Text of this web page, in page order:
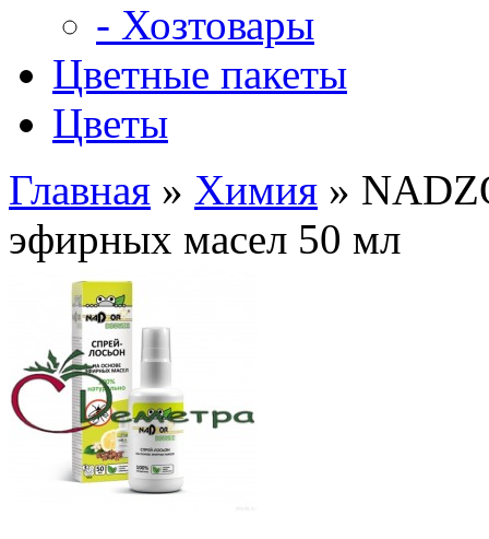
- Хозтовары
Цветные пакеты
Цветы
Главная » Химия »
эфирных масел 50 мл